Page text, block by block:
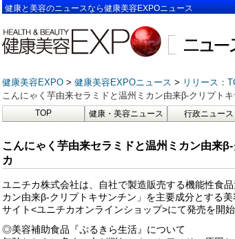
健康と美容のニュースなら健康美容EXPOニュース
健康美容EXPO 健康美容EXPOニュース リリース：
こんにゃく芋由来セラミドと温州ミカン由来β-クリプト
TOP 健康・美容ニュース 行政ニュース
こんにゃく芋由来セラミドと温州ミカン由来
カ
ユニチカ株式会社は、自社で製造販売する機能性食
カン由来β-クリプトキサンチン」を主要成分とする
サイト<ユニチカオンラインショップ>にて発売を開始
◎美容補助食品『ぷるきら生活』について